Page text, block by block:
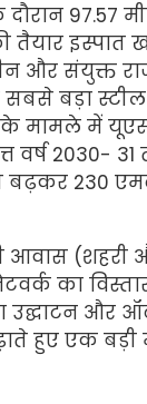
के दौरान
तैयार इस्पात
और संयुक्त
सबसे बड़ा
के मामले में
वर्ष 2030-
230
(शहरी और
का
उद्घाटन और
हुए एक